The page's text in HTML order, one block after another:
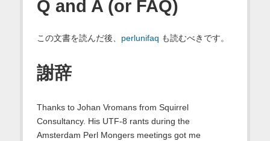
Q and A (or FAQ)
この文書を読んだ後、 perlunifaq も読むべきです。
謝辞
Thanks to Johan Vromans from Squirrel
Consultancy. His UTF-8 rants during the
Amsterdam Perl Mongers meetings got me